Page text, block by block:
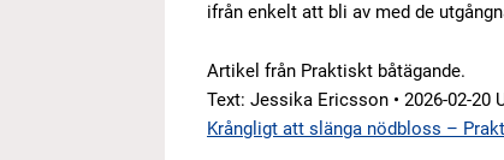
ifrån enkelt att bli av med de
Artikel från Praktiskt båtägande.
Text: Jessika Ericsson • 2026-02-20
Krångligt att slänga nödbloss –